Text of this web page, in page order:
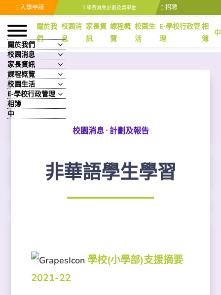
入學申請 學費減免計劃及獎學金 招聘
關於我
們
校園消
息
家長資
訊
課程概
覽
校園生
活
E-學校行政管
理
相
簿
中
關於我們
校園消息
家長資訊
課程概覽
校園生活
E-學校行政管理
相簿
中
校園消息· 計劃及報告
非華語學生學習
學校(小學部)支援摘要
2021-22